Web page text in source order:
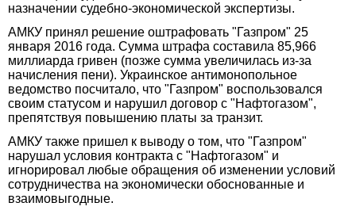
назначении судебно-экономической экспертизы.
АМКУ принял решение оштрафовать "Газпром" 25
января 2016 года. Сумма штрафа составила 85,966
миллиарда гривен (позже сумма увеличилась из-за
начисления пени). Украинское антимонопольное
ведомство посчитало, что "Газпром" воспользовался
своим статусом и нарушил договор с "Нафтогазом",
препятствуя повышению платы за транзит.
АМКУ также пришел к выводу о том, что "Газпром"
нарушал условия контракта с "Нафтогазом" и
игнорировал любые обращения об изменении условий
сотрудничества на экономически обоснованные и
взаимовыгодные.